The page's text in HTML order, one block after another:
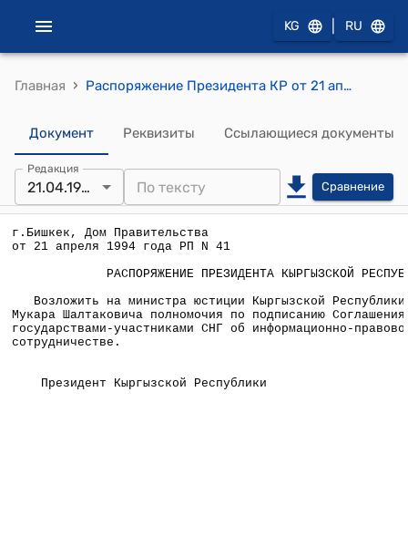
KG RU
Главная › Распоряжение Президента КР от 21 апреля 1994 года №РП-41(О подписании Соглашения между государствами-участниками СНГ об информационно-правовом сотрудничестве)
Документ Реквизиты Ссылающиеся документы
Редакция
21.04.1994 Сравнение